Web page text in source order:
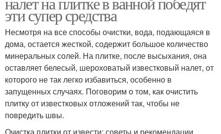
эти супер средства
Несмотря на все способы очистки, вода, подающаяся в
дома, остается жесткой, содержит большое количество
минеральных солей. На плитке, после высыхания, она
оставляет белесый, шероховатый известковый налет, от
которого не так легко избавиться, особенно в
запущенных случаях. Поговорим о том, как очистить
плитку от известковых отложений так, чтобы не
повредить швы.
Очистка плитки от извести: советы и рекомендации